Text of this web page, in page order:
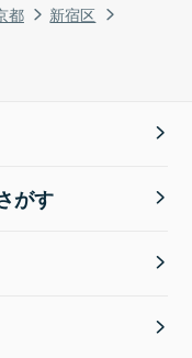
都
新宿区
がす